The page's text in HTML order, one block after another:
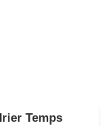
Temps